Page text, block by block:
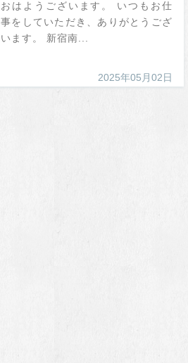
おはようございます。 いつもお仕
事をしていただき、ありがとうござ
います。 新宿南...
2025年05月02日